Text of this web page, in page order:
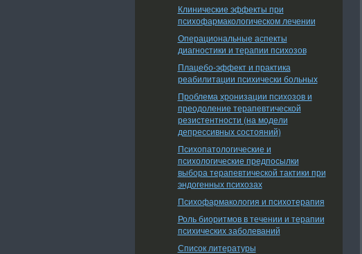
Клинические эффекты при
психофармакологическом лечении
Операциональные аспекты
диагностики и терапии психозов
Плацебо-эффект и практика
реабилитации психически больных
Проблема хронизации психозов и
преодоление терапевтической
резистентности (на модели
депрессивных состояний)
Психопатологические и
психологические предпосылки
выбора терапевтической тактики при
эндогенных психозах
Психофармакология и психотерапия
Роль биоритмов в течении и терапии
психических заболеваний
Список литературы